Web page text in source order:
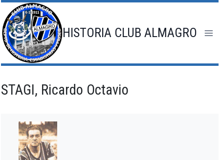
Saltar
al
contenido
HISTORIA CLUB ALMAGRO
STAGI, Ricardo Octavio